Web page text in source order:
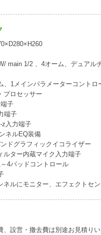
main 1/2 、4オーム、デュアル
、1メインパラメーターコント
プロセッサー
子
端子
z入力端子
ネルEQ装備
ンドグラフィックイコライザー
ルター内蔵マイク入力端子
～4パッドコントロール
ネルにモニター、エフェクトセ
設営・撤去費は別途お見積りい